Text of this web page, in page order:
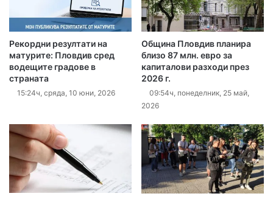
Рекордни резултати на
матурите: Пловдив сред
водещите градове в
страната
15:24ч, сряда, 10 юни, 2026
Община Пловдив планира
близо 87 млн. евро за
капиталови разходи през
2026 г.
09:54ч, понеделник, 25 май,
2026